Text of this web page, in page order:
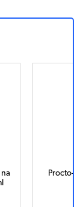
Procto-